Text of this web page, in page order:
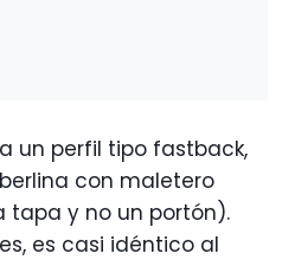
un perfil tipo fastback,
con maletero
tapa y no un portón).
es casi idéntico al